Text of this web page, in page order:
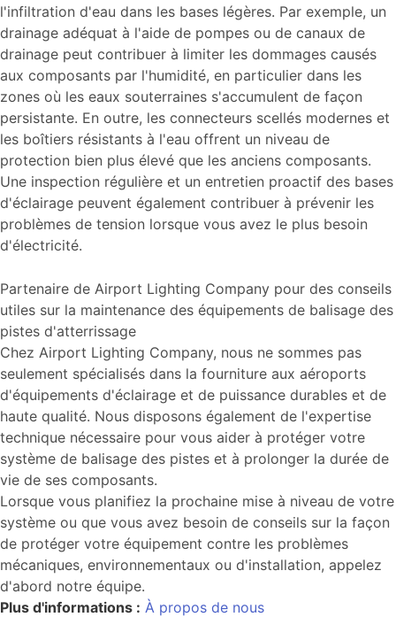
l'infiltration d'eau dans les bases légères. Par exemple, un
drainage adéquat à l'aide de pompes ou de canaux de
drainage peut contribuer à limiter les dommages causés
aux composants par l'humidité, en particulier dans les
zones où les eaux souterraines s'accumulent de façon
persistante. En outre, les connecteurs scellés modernes et
les boîtiers résistants à l'eau offrent un niveau de
protection bien plus élevé que les anciens composants.
Une inspection régulière et un entretien proactif des bases
d'éclairage peuvent également contribuer à prévenir les
problèmes de tension lorsque vous avez le plus besoin
d'électricité.
Partenaire de Airport Lighting Company pour des conseils
utiles sur la maintenance des équipements de balisage des
pistes d'atterrissage
Chez Airport Lighting Company, nous ne sommes pas
seulement spécialisés dans la fourniture aux aéroports
d'équipements d'éclairage et de puissance durables et de
haute qualité. Nous disposons également de l'expertise
technique nécessaire pour vous aider à protéger votre
système de balisage des pistes et à prolonger la durée de
vie de ses composants.
Lorsque vous planifiez la prochaine mise à niveau de votre
système ou que vous avez besoin de conseils sur la façon
de protéger votre équipement contre les problèmes
mécaniques, environnementaux ou d'installation, appelez
d'abord notre équipe.
Plus d'informations : À propos de nous